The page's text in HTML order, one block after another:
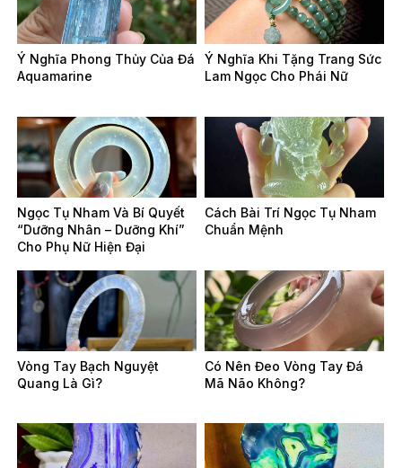
Ý Nghĩa Phong Thủy Của Đá
Aquamarine
Ý Nghĩa Khi Tặng Trang Sức
Lam Ngọc Cho Phái Nữ
Ngọc Tụ Nham Và Bí Quyết
“Dưỡng Nhân – Dưỡng Khí”
Cho Phụ Nữ Hiện Đại
Cách Bài Trí Ngọc Tụ Nham
Chuẩn Mệnh
Vòng Tay Bạch Nguyệt
Quang Là Gì?
Có Nên Đeo Vòng Tay Đá
Mã Não Không?